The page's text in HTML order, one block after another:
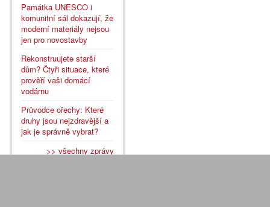
Památka UNESCO i
komunitní sál dokazují, že
moderní materiály nejsou
jen pro novostavby
Rekonstruujete starší
dům? Čtyři situace, které
prověří vaši domácí
vodárnu
Průvodce ořechy: Které
druhy jsou nejzdravější a
jak je správně vybrat?
>> všechny zprávy